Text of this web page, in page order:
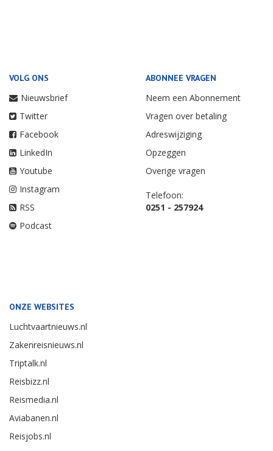
VOLG ONS
Nieuwsbrief
Twitter
Facebook
LinkedIn
Youtube
Instagram
RSS
Podcast
ABONNEE VRAGEN
Neem een Abonnement
Vragen over betaling
Adreswijziging
Opzeggen
Overige vragen
Telefoon:
0251 - 257924
ONZE WEBSITES
Luchtvaartnieuws.nl
Zakenreisnieuws.nl
Triptalk.nl
Reisbizz.nl
Reismedia.nl
Aviabanen.nl
Reisjobs.nl